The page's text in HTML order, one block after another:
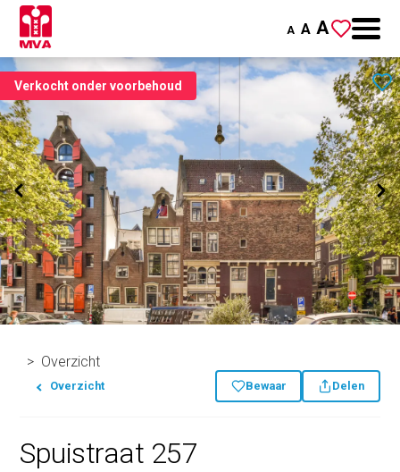
A A A
Verkocht onder voorbehoud
Overzicht
Overzicht Bewaar Delen
Spuistraat 257